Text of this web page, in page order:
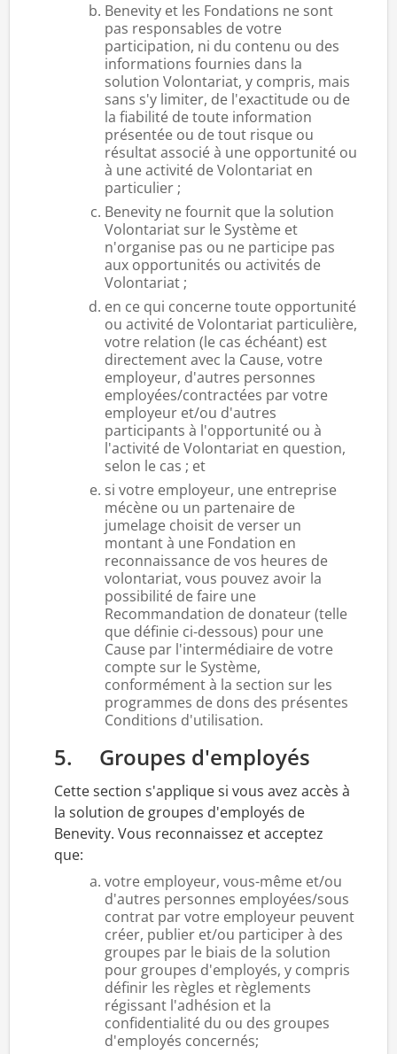
Benevity et les Fondations ne sont
pas responsables de votre
participation, ni du contenu ou des
informations fournies dans la
solution Volontariat, y compris, mais
sans s'y limiter, de l'exactitude ou de
la fiabilité de toute information
présentée ou de tout risque ou
résultat associé à une opportunité ou
à une activité de Volontariat en
particulier ;
Benevity ne fournit que la solution
Volontariat sur le Système et
n'organise pas ou ne participe pas
aux opportunités ou activités de
Volontariat ;
en ce qui concerne toute opportunité
ou activité de Volontariat particulière,
votre relation (le cas échéant) est
directement avec la Cause, votre
employeur, d'autres personnes
employées/contractées par votre
employeur et/ou d'autres
participants à l'opportunité ou à
l'activité de Volontariat en question,
selon le cas ; et
si votre employeur, une entreprise
mécène ou un partenaire de
jumelage choisit de verser un
montant à une Fondation en
reconnaissance de vos heures de
volontariat, vous pouvez avoir la
possibilité de faire une
Recommandation de donateur (telle
que définie ci-dessous) pour une
Cause par l'intermédiaire de votre
compte sur le Système,
conformément à la section sur les
programmes de dons des présentes
Conditions d'utilisation.
5. Groupes d'employés
Cette section s'applique si vous avez accès à
la solution de groupes d'employés de
Benevity. Vous reconnaissez et acceptez
que:
votre employeur, vous-même et/ou
d'autres personnes employées/sous
contrat par votre employeur peuvent
créer, publier et/ou participer à des
groupes par le biais de la solution
pour groupes d'employés, y compris
définir les règles et règlements
régissant l'adhésion et la
confidentialité du ou des groupes
d'employés concernés;